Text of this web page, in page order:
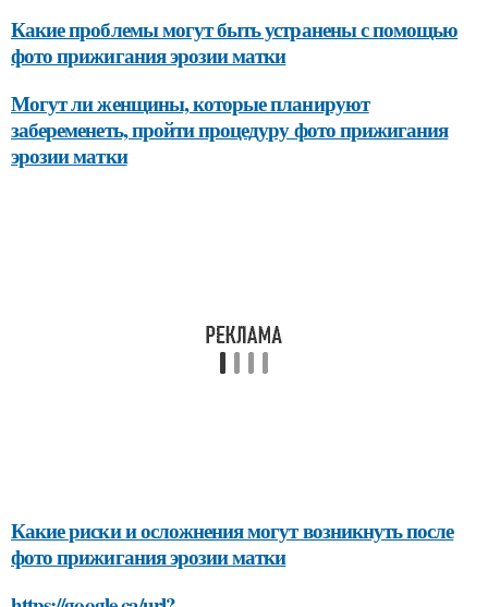
Какие проблемы могут быть устранены с помощью
фото прижигания эрозии матки
Могут ли женщины, которые планируют
забеременеть, пройти процедуру фото прижигания
эрозии матки
Какие риски и осложнения могут возникнуть после
фото прижигания эрозии матки